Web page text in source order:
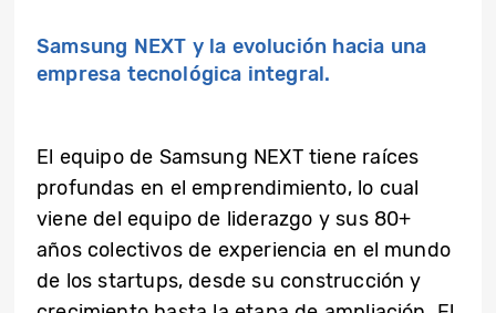
Samsung NEXT y la evolución hacia una
empresa tecnológica integral.
El equipo de Samsung NEXT tiene raíces
profundas en el emprendimiento, lo cual
viene del equipo de liderazgo y sus 80+
años colectivos de experiencia en el mundo
de los startups, desde su construcción y